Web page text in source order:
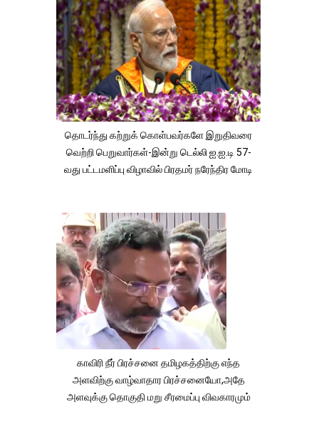
தொடர்ந்து கற்றுக் கொள்பவர்களே இறுதிவரை
வெற்றி பெறுவார்கள்-இன்று டெல்லி ஐ.ஐ.டி 57-
வது பட்டமளிப்பு விழாவில் பிரதமர் நரேந்திர மோடி
காவிரி நீர் பிரச்சனை தமிழகத்திற்கு எந்த
அளவிற்கு வாழ்வாதார பிரச்சனையோ,அதே
அளவுக்கு தொகுதி மறு சீரமைப்பு விவகாரமும்